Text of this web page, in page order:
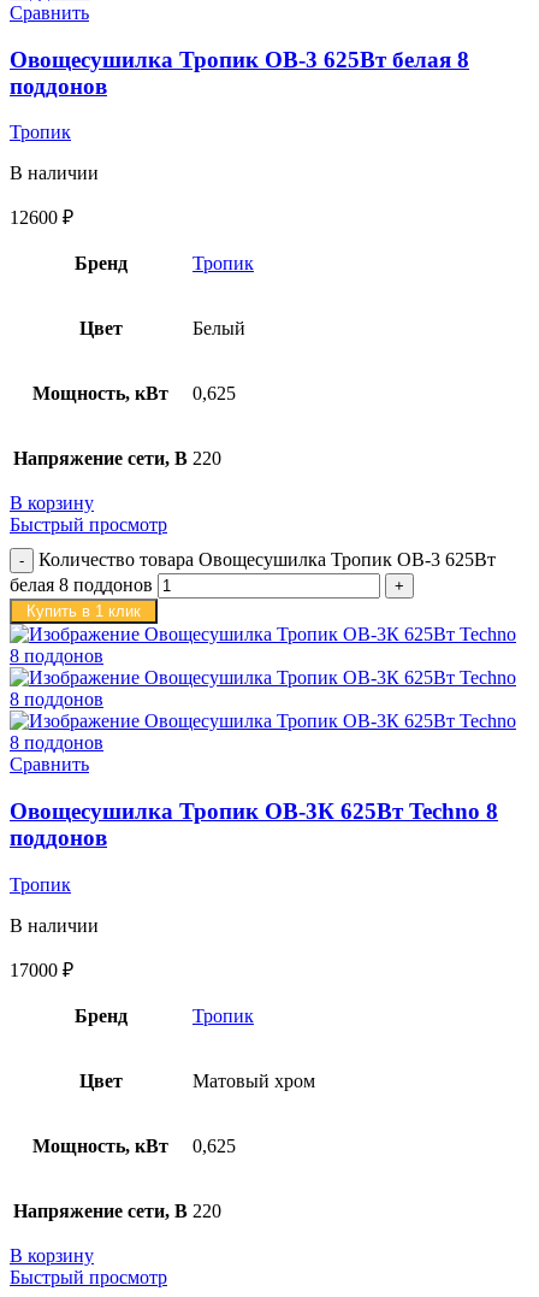
Сравнить
Овощесушилка Тропик ОВ-3 625Вт белая 8
поддонов
Тропик
В наличии
12600 ₽
Бренд Тропик
Цвет Белый
Мощность, кВт 0,625
Напряжение сети, В 220
В корзину
Быстрый просмотр
Количество товара Овощесушилка Тропик ОВ-3 625Вт
белая 8 поддонов
Купить в 1 клик
Сравнить
Овощесушилка Тропик ОВ-3К 625Вт Techno 8
поддонов
Тропик
В наличии
17000 ₽
Бренд Тропик
Цвет Матовый хром
Мощность, кВт 0,625
Напряжение сети, В 220
В корзину
Быстрый просмотр